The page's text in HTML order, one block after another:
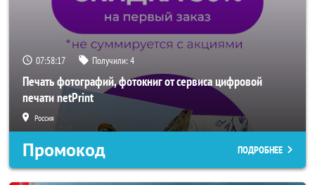
07:58:16 Получили:4
Печать фотографий, фотокниг от сервиса цифровой
печати netPrint
Россия
Промокод ПОДРОБНЕЕ